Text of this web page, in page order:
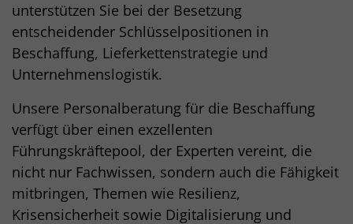
unterstützen Sie bei der Besetzung
entscheidender Schlüsselpositionen in
Beschaffung, Lieferkettenstrategie und
Unternehmenslogistik.
Unsere Personalberatung für die Beschaffung
verfügt über einen exzellenten
Führungskräftepool, der Experten vereint, die
nicht nur Fachwissen, sondern auch die Fähigkeit
mitbringen, Themen wie Resilienz,
Krisensicherheit sowie Digitalisierung und